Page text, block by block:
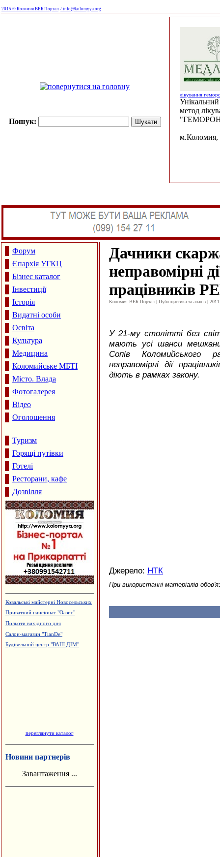
2015 © Коломия ВЕБ Портал / info@kolomyya.org
Пошук:
лікування
Унікальний
метод
м.Коломия,
Форум
Єпархія УГКЦ
Бізнес каталог
Інвестиції
Історія
Видатні особи
Освіта
Культура
Медицина
Коломийське МБТІ
Місто. Влада
Фотогалерея
Відео
Оголошення
Туризм
Горящі путівки
Готелі
Ресторани, кафе
Дозвілля
Будцентр "Деніго"
Дзвони церковні
Водостічні системи Struga
Туристична агенція "SunТУР"
Лікувально-діагностичний центр
переглянути каталог
Новини партнерів
Завантаження ...
Дачники
неправомірні
працівників
Коломия ВЕБ Портал | Публіцистика та аналіз |
У 21-му столітті без
мають усі шанси
Сопів Коломийського
неправомірні дії
діють в рамках закону.
Джерело: НТК
При використанні матеріалів